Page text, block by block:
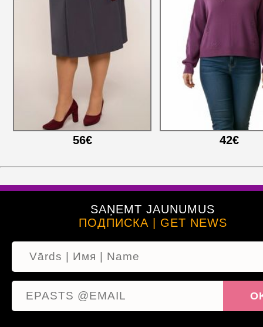
56€ 42€
SAŅEMT JAUNUMUS
ПОДПИСКА | GET NEWS